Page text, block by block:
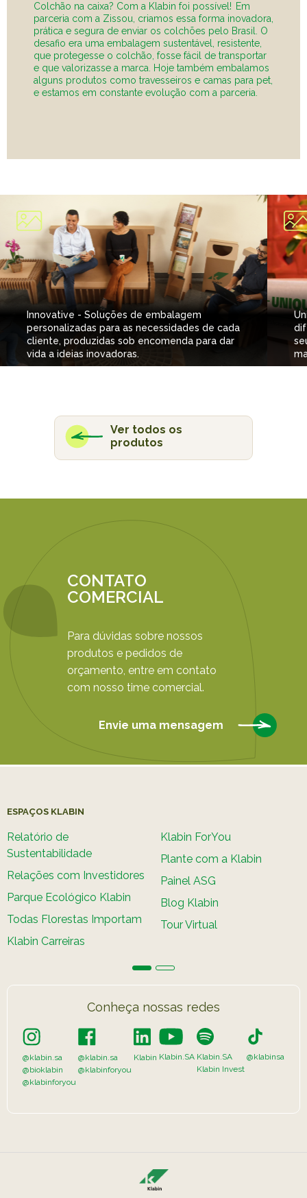
Colchão na caixa? Com a Klabin foi possível! Em
parceria com a Zissou, criamos essa forma inovadora,
prática e segura de enviar os colchões pelo Brasil. O
desafio era uma embalagem sustentável, resistente,
que protegesse o colchão, fosse fácil de transportar
e que valorizasse a marca. Hoje também embalamos
alguns produtos como travesseiros e camas para pet,
e estamos em constante evolução com a parceria.
Innovative - Soluções de embalagem
personalizadas para as necessidades de cada
cliente, produzidas sob encomenda para dar
vida a ideias inovadoras.
Ver todos os
produtos
CONTATO
COMERCIAL
Para dúvidas sobre nossos
produtos e pedidos de
orçamento, entre em contato
com nosso time comercial.
Envie uma mensagem
ESPAÇOS KLABIN
Relatório de
Sustentabilidade
Relações com Investidores
Parque Ecológico Klabin
Todas Florestas Importam
Klabin Carreiras
Klabin ForYou
Plante com a Klabin
Painel ASG
Blog Klabin
Tour Virtual
Conheça nossas redes
@klabin.sa
@bioklabin
@klabinforyou
@klabin.sa
@klabinforyou
Klabin Klabin.SA Klabin.SA
Klabin Invest
@klabinsa